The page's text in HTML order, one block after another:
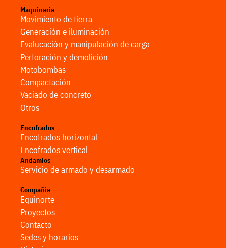
Maquinaria
Movimiento de tierra
Generación e iluminación
Evalucación y manipulación de carga
Perforación y demolición
Motobombas
Compactación
Vaciado de concreto
Otros
Encofrados
Encofrados horizontal
Encofrados vertical
Andamios
Servicio de armado y desarmado
Compañia
Equinorte
Proyectos
Contacto
Sedes y horarios